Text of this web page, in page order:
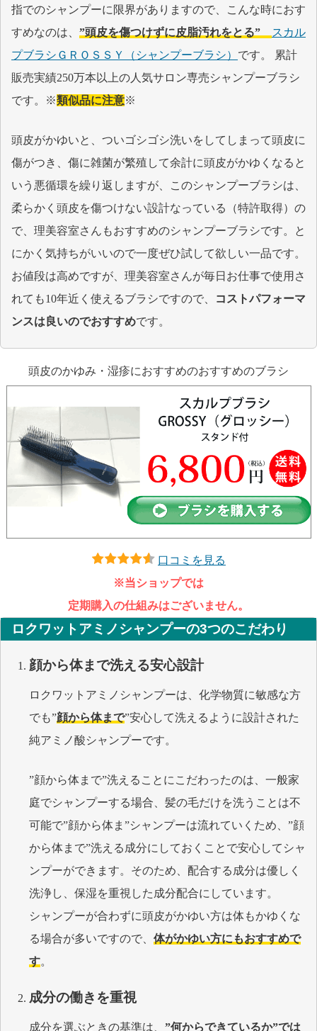
指でのシャンプーに限界がありますので、こんな時におす
すめなのは、 ”頭皮を傷つけずに皮脂汚れをとる”
スカル
プブラシＧＲＯＳＳＹ（シャンプーブラシ） です。 累計
販売実績250万本以上の人気サロン専売シャンプーブラシ
です。※類似品に注意※
頭皮がかゆいと、ついゴシゴシ洗いをしてしまって頭皮に
傷がつき、傷に雑菌が繁殖して余計に頭皮がかゆくなると
いう悪循環を繰り返しますが、このシャンプーブラシは、
柔らかく頭皮を傷つけない設計なっている（特許取得）の
で、理美容室さんもおすすめのシャンプーブラシです。と
にかく気持ちがいいので一度ぜひ試して欲しい一品です。
お値段は高めですが、理美容室さんが毎日お仕事で使用さ
れても10年近く使えるブラシですので、
コストパフォーマ
ンスは良いのでおすすめです。
頭皮のかゆみ・湿疹におすすめのおすすめのブラシ
口コミを見る
※当ショップでは
定期購入の仕組みはございません。
ロクワットアミノシャンプーの3つのこだわり
顔から体まで洗える安心設計
ロクワットアミノシャンプーは、化学物質に敏感な方
でも”顔から体まで”安心して洗えるように設計された
純アミノ酸シャンプーです。
”顔から体まで”洗えることにこだわったのは、一般家
庭でシャンプーする場合、髪の毛だけを洗うことは不
可能で”顔から体ま”シャンプーは流れていくため、”顔
から体まで”洗える成分にしておくことで安心してシャ
ンプーができます。そのため、配合する成分は優しく
洗浄し、保湿を重視した成分配合にしています。
シャンプーが合わずに頭皮がかゆい方は体もかゆくな
る場合が多いですので、 体がかゆい方にもおすすめで
す。
成分の働きを重視
成分を選ぶときの基準は、 ”何からできているか”では